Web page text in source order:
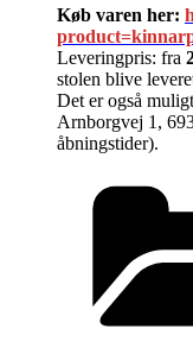
Køb varen her:
Leveringpris: fra
stolen blive
Det er også
Arnborgvej 1,
åbningstider).